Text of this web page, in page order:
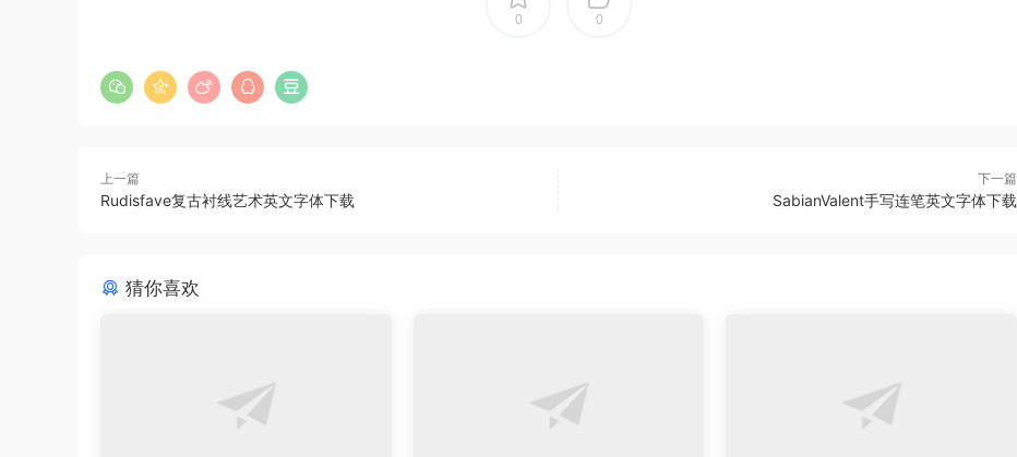
0 0
上一篇
Rudisfave复古衬线艺术英文字体下载
下一篇
SabianValent手写连笔英文字体下载
猜你喜欢